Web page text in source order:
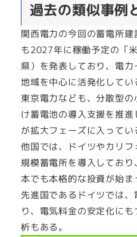
過去の類似事例
関西電力の今回の蓄電所
も2027年に稼働予定の「
県）を発表しており、電
地域を中心に活発化して
東京電力なども、分散型
け蓄電池の導入支援を推
が拡大フェーズに入ってい
他国では、ドイツやカリ
規模蓄電所を導入してお
本でも本格的な投資が始
先進国であるドイツでは
り、電気料金の安定化に
析もある。